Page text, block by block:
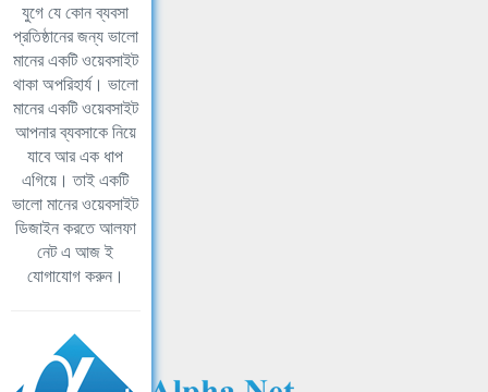
যুগে যে কোন ব্যবসা
প্রতিষ্ঠানের জন্য ভালো
মানের একটি ওয়েবসাইট
থাকা অপরিহার্য। ভালো
মানের একটি ওয়েবসাইট
আপনার ব্যবসাকে নিয়ে
যাবে আর এক ধাপ
এগিয়ে। তাই একটি
ভালো মানের ওয়েবসাইট
ডিজাইন করতে আলফা
নেট এ আজ ই
যোগাযোগ করুন।